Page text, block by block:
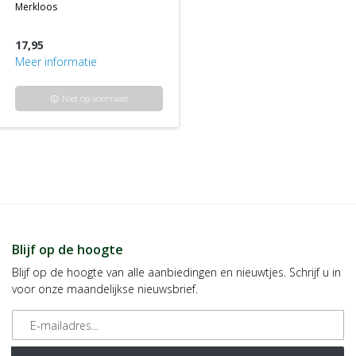
merkloos
17,95
Meer informatie
info Niet op voorraad
Blijf op de hoogte
Blijf op de hoogte van alle aanbiedingen en nieuwtjes. Schrijf u in
voor onze maandelijkse nieuwsbrief.
E-mailadres